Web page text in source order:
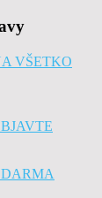
VŠETKO